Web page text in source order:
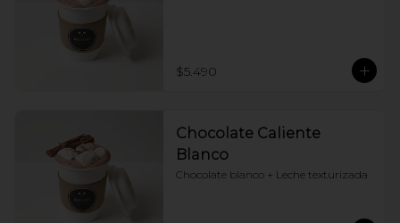
$5.490
Chocolate Caliente
Blanco
Chocolate blanco + Leche texturizada